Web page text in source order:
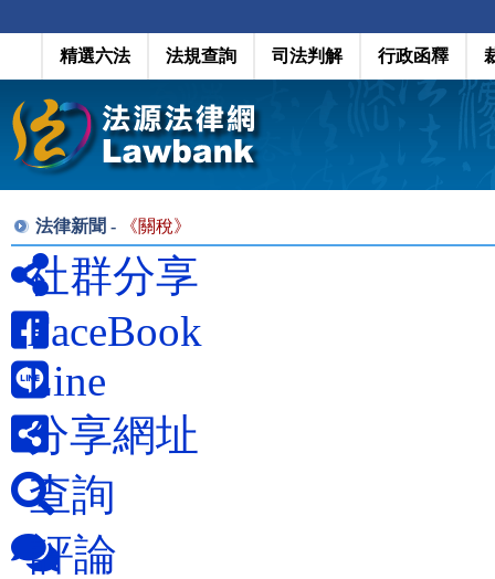
精選六法 法規查詢 司法判解 行政函釋
法律新聞 - 《關稅》
社群分享
FaceBook
Line
分享網址
查詢
評論